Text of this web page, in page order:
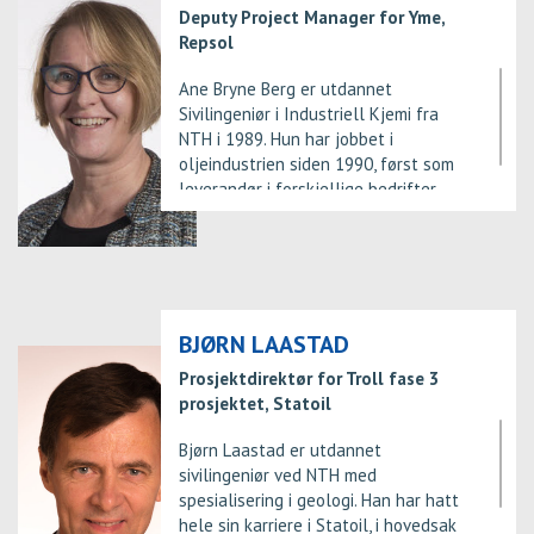
Deputy Project Manager for Yme,
Repsol
Ane Bryne Berg er utdannet
Sivilingeniør i Industriell Kjemi fra
NTH i 1989. Hun har jobbet i
oljeindustrien siden 1990, først som
leverandør i forskjellige bedrifter
hovedsakelig med forskjellige
lederposisjoner i
2009. Fra 2009 til 2015 var hun leder
hun vært prosjektleder Yme New
Development, nå Deputy Project
Manager for Yme.
BJØRN LAASTAD
Prosjektdirektør for Troll fase 3
prosjektet, Statoil
Bjørn Laastad er utdannet
sivilingeniør ved NTH med
spesialisering i geologi. Han har hatt
hele sin karriere i Statoil, i hovedsak